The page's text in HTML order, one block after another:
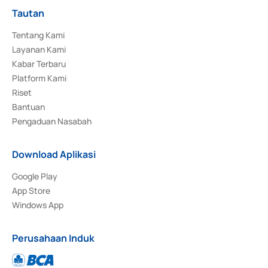
Tautan
Tentang Kami
Layanan Kami
Kabar Terbaru
Platform Kami
Riset
Bantuan
Pengaduan Nasabah
Download Aplikasi
Google Play
App Store
Windows App
Perusahaan Induk